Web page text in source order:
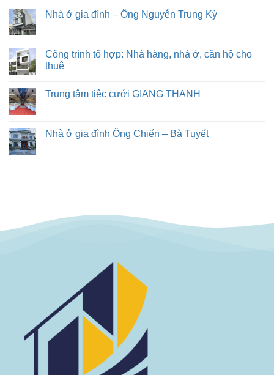
Nhà ở gia đình – Ông Nguyễn Trung Kỳ
Công trình tổ hợp: Nhà hàng, nhà ở, căn hộ cho
thuê
Trung tâm tiệc cưới GIANG THANH
Nhà ở gia đình Ông Chiến – Bà Tuyết